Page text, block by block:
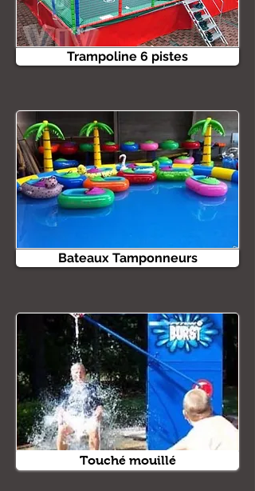
Trampoline 6 pistes
Bateaux Tamponneurs
Touché mouillé